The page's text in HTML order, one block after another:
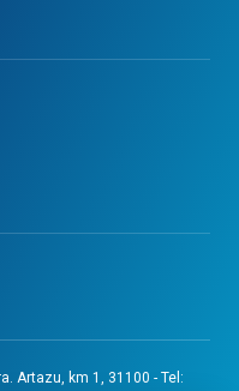
Artazu, km 1, 31100 - Tel: